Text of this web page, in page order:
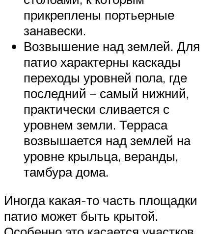
прикреплены портьерные
занавески.
Возвышение над землей. Для
патио характерны каскады
переходы уровней пола, где
последний – самый нижний,
практически сливается с
уровнем земли. Терраса
возвышается над землей на
уровне крыльца, веранды,
тамбура дома.
Иногда какая-то часть площадки
патио может быть крытой.